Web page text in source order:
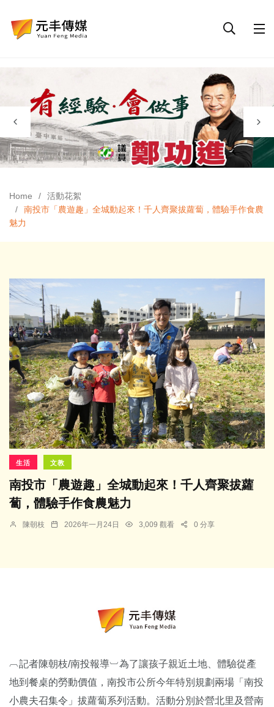
Home
活動花絮
南投市「農遊趣」全城動起來！千人齊聚拔蘿蔔，體驗手作食農
魅力
生活 文教
南投市「農遊趣」全城動起來！千人齊聚拔蘿
蔔，體驗手作食農魅力
陳朝枝 2026年一月24日 3,009 觀看 0 分享
︹記者陳朝枝/南投報導︺為了讓孩子親近土地、體驗從產
地到餐桌的勞動價值，南投市公所今年特別規劃兩場「南投
小農夫召集令」拔蘿蔔系列活動。活動分別於營北里及營南